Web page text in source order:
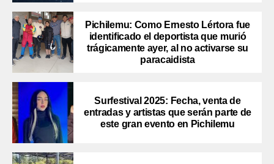
Pichilemu: Como Ernesto Lértora fue
identificado el deportista que murió
trágicamente ayer, al no activarse su
paracaidista
Surfestival 2025: Fecha, venta de
entradas y artistas que serán parte de
este gran evento en Pichilemu